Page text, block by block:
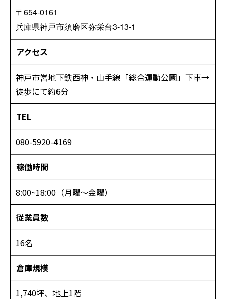
〒654-0161
兵庫県神戸市須磨区弥栄台3-13-1
アクセス
神戸市営地下鉄西神・山手線「総合運動公園」下車→
徒歩にて約6分
TEL
080-5920-4169
稼働時間
8:00~18:00（月曜～金曜）
従業員数
16名
倉庫規模
1,740坪、地上1階